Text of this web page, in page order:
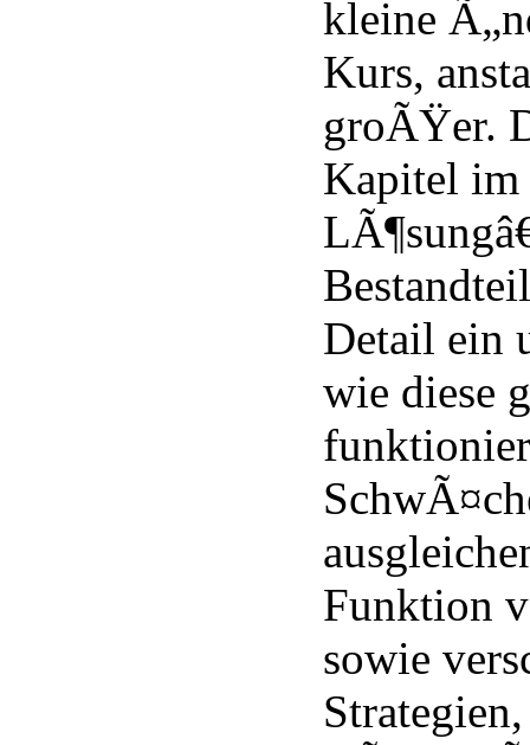
kleine
Kurs,
groÃŸer.
Kapitel im
Detail ein
wie diese
Funktion
sowie